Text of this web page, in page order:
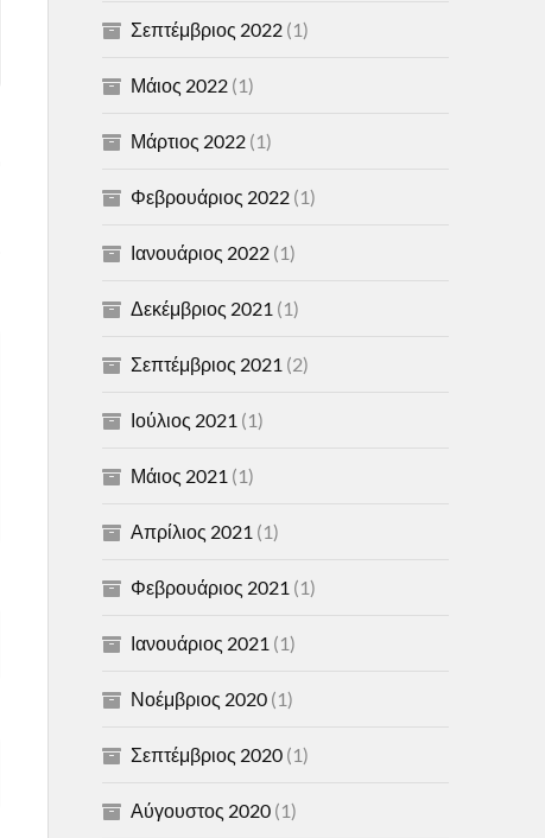
Σεπτέμβριος 2022(1)
Μάιος 2022(1)
Μάρτιος 2022(1)
Φεβρουάριος 2022(1)
Ιανουάριος 2022(1)
Δεκέμβριος 2021 (1)
Σεπτέμβριος 2021 (2)
Ιούλιος 2021 (1)
Μάιος 2021 (1)
Απρίλιος 2021 (1)
Φεβρουάριος 2021 (1)
Ιανουάριος 2021 (1)
Νοέμβριος 2020(1)
Σεπτέμβριος 2020(1)
Αύγουστος 2020(1)